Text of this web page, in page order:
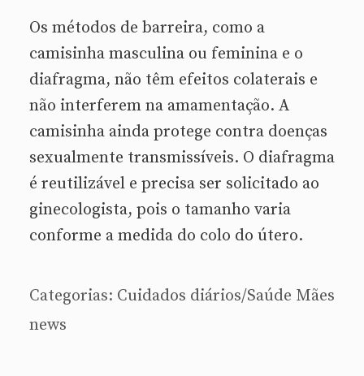
Os métodos de barreira, como a
camisinha masculina ou feminina e o
diafragma, não têm efeitos colaterais e
não interferem na amamentação. A
camisinha ainda protege contra doenças
sexualmente transmissíveis. O diafragma
é reutilizável e precisa ser solicitado ao
ginecologista, pois o tamanho varia
conforme a medida do colo do útero.
Categorias: Cuidados diários/Saúde Mães
news